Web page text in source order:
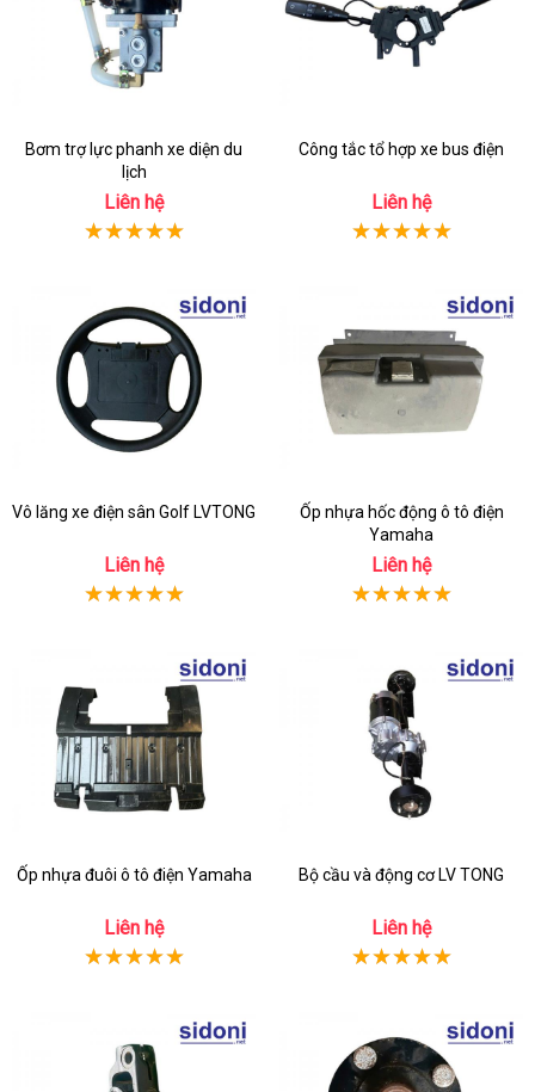
Bơm trợ lực phanh xe diện du
lịch
Liên hệ
Công tắc tổ hợp xe bus điện
Liên hệ
Vô lăng xe điện sân Golf LVTONG
Liên hệ
Ốp nhựa hốc động ô tô điện
Yamaha
Liên hệ
Ốp nhựa đuôi ô tô điện Yamaha
Liên hệ
Bộ cầu và động cơ LV TONG
Liên hệ